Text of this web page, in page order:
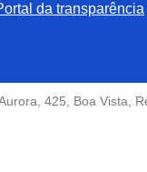
da transparência
425, Boa Vista,